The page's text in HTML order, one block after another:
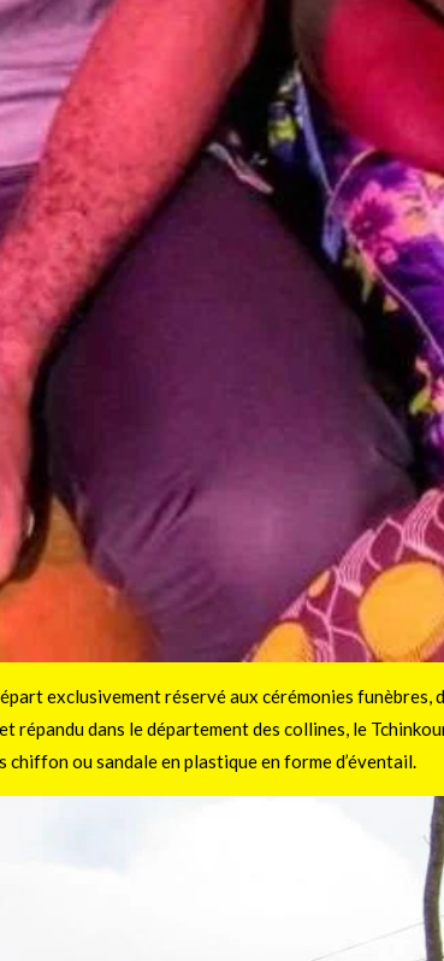
exclusivement réservé aux cérémonies funèbres,
répandu dans le département des collines, le
ou sandale en plastique en forme d’éventail.